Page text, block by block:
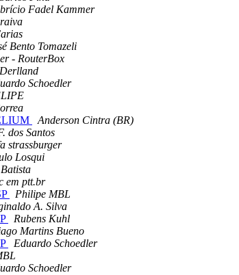
Fadel Kammer
Bento Tomazeli
- RouterBox
Schoedler
Anderson Cintra (BR)
dos Santos
strassburger
Losqui
em ptt.br
Philipe MBL
A. Silva
Rubens Kuhl
Martins Bueno
Eduardo Schoedler
Schoedler